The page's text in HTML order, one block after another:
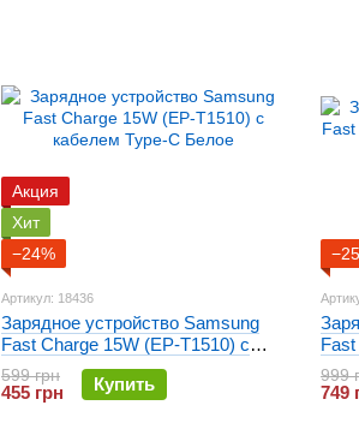
Акция
Хит
−24%
Артикул: 18436
Зарядное устройство Samsung
Fast Charge 15W (EP-T1510) с
кабелем Type-C Белое
599 грн
455 грн Купить 999
749